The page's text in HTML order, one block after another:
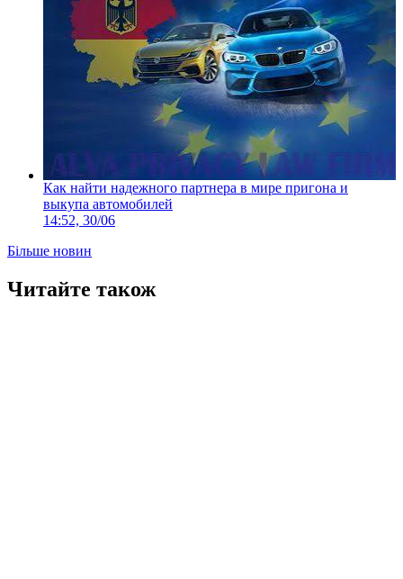
Как найти надежного партнера в мире пригона и
выкупа автомобилей
14:52, 30/06
Більше новин
Читайте також